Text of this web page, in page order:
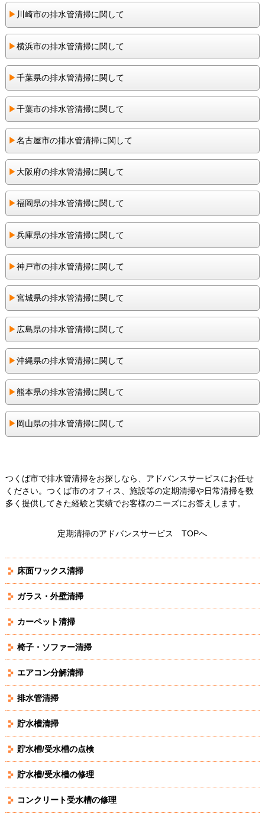
▶︎ 川崎市の排水管清掃に関して
▶︎横浜市の排水管清掃に関して
▶︎千葉県の排水管清掃に関して
▶︎千葉市の排水管清掃に関して
▶︎名古屋市の排水管清掃に関して
▶︎ 大阪府の排水管清掃に関して
▶︎福岡県の排水管清掃に関して
▶︎兵庫県の排水管清掃に関して
▶︎神戸市の排水管清掃に関して
▶︎宮城県の排水管清掃に関して
▶︎ 広島県の排水管清掃に関して
▶︎沖縄県の排水管清掃に関して
▶︎熊本県の排水管清掃に関して
▶︎ 岡山県の排水管清掃に関して
つくば市で排水管清掃をお探しなら、アドバンスサービスにお任せ
ください。つくば市のオフィス、施設等の定期清掃や日常清掃を数
多く提供してきた経験と実績でお客様のニーズにお答えします。
定期清掃のアドバンスサービス TOPへ
床面ワックス清掃
ガラス・外壁清掃
カーペット清掃
椅子・ソファー清掃
エアコン分解清掃
排水管清掃
貯水槽清掃
貯水槽/受水槽の点検
貯水槽/受水槽の修理
コンクリート受水槽の修理